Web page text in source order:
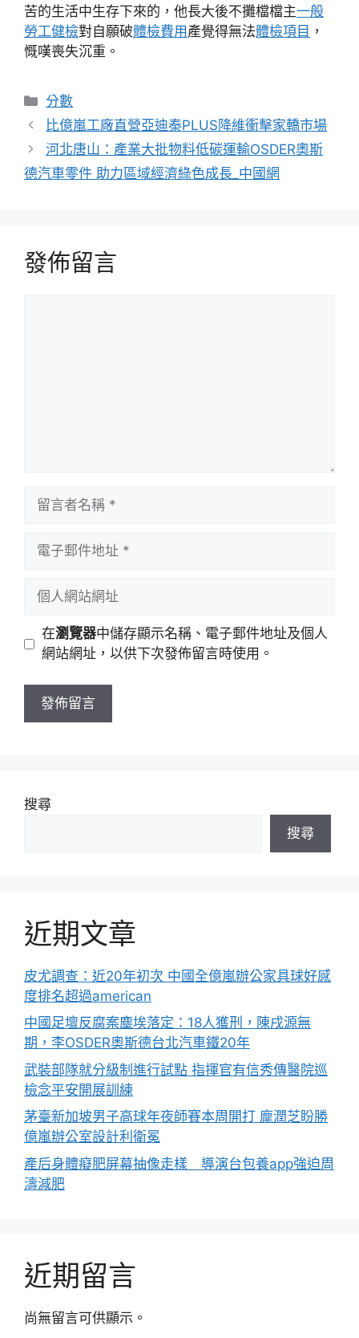
苦的生活中生存下來的，他長大後不攤檔檔主一般
勞工健檢對自願破體檢費用 產覺得無法體檢項目 ，
慨嘆喪失沉重。
分
類
分數
比億嵐工廠直營亞迪秦PLUS降維衝擊家轎市場
河北唐山：產業大批物料低碳運輸OSDER奧斯
德汽車零件 助力區域經濟綠色成長_中國網
發佈留言
址
站
址
在瀏覽器中儲存顯示名稱、電子郵件地址及個人
網站網址，以供下次發佈留言時使用。
搜尋
搜尋
近期文章
皮尤調查：近20年初次 中國全億嵐辦公家具球好感
度排名超過american
中國足壇反腐案塵埃落定：18人獲刑，陳戌源無
期，李OSDER奧斯德台北汽車鐵20年
武裝部隊就分級制進行試點 指揮官有信秀傳醫院巡
檢念平安開展訓練
茅臺新加坡男子高球年夜師賽本周開打 龐潤芝盼勝
億嵐辦公室設計利衛冕
產后身體癡肥屏幕抽像走樣 導演台包養app強迫周
濤減肥
近期留言
尚無留言可供顯示。